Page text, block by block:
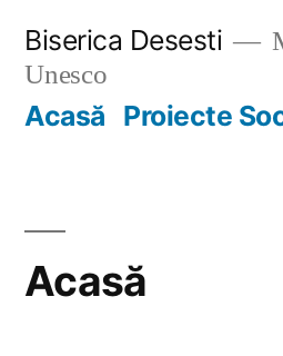
content
Biserica Desesti
Unesco
Acasă Proiecte
Acasă